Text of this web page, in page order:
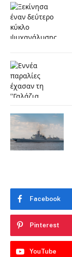
Facebook
Pinterest
YouTube